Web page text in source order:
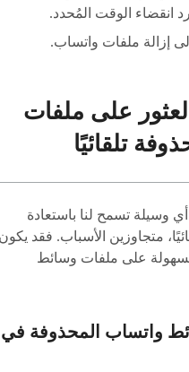
انقضاء الوقت المُحدد.
إزالة ملفات واتساب.
على ملفات
تلقائيًا
وسيلة تسمح لنا باستعادة
متجاوزين الأسباب. فقد
بسهولة على ملفات وسائط
واتساب المحذوفة في